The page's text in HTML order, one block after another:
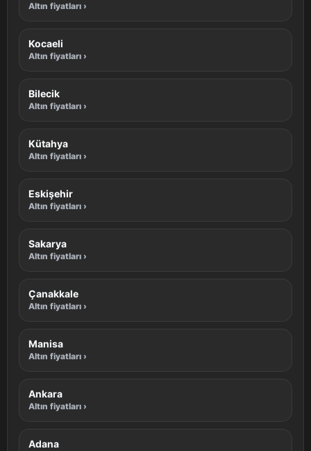
Altın fiyatları ›
Kocaeli
Altın fiyatları ›
Bilecik
Altın fiyatları ›
Kütahya
Altın fiyatları ›
Eskişehir
Altın fiyatları ›
Sakarya
Altın fiyatları ›
Çanakkale
Altın fiyatları ›
Manisa
Altın fiyatları ›
Ankara
Altın fiyatları ›
Adana